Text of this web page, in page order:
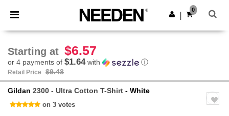
× Needen App
Better prices on app!
Get the app
0
Starting at $6.57
or 4 payments of $1.64with ⓘ
Retail Price $9.48
Gildan 2300 - Ultra Cotton T-Shirt - White
on 3 votes